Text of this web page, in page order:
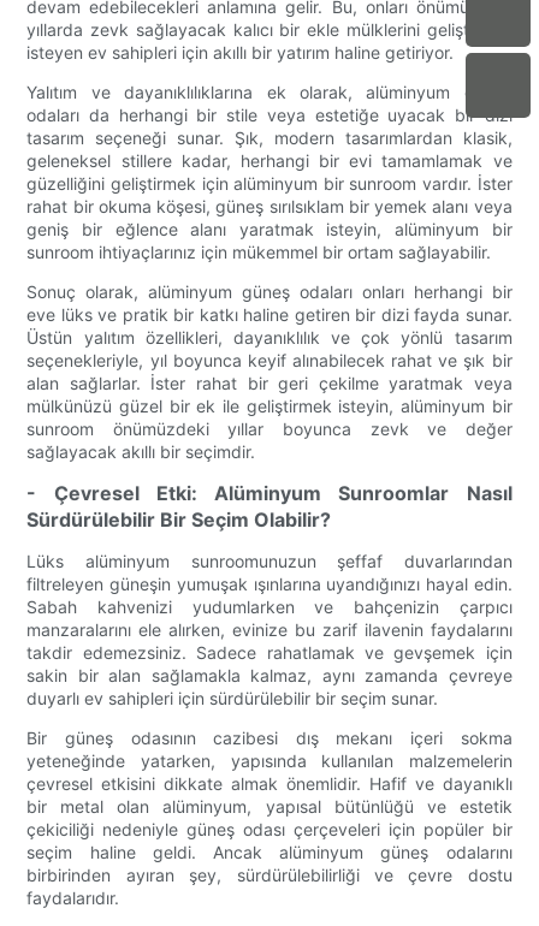
devam edebilecekleri anlamına gelir. Bu, onları önümüzdeki
yıllarda zevk sağlayacak kalıcı bir ekle mülklerini geliştirmek
isteyen ev sahipleri için akıllı bir yatırım haline getiriyor.
Yalıtım ve dayanıklılıklarına ek olarak, alüminyum güneş
odaları da herhangi bir stile veya estetiğe uyacak bir dizi
tasarım seçeneği sunar. Şık, modern tasarımlardan klasik,
geleneksel stillere kadar, herhangi bir evi tamamlamak ve
güzelliğini geliştirmek için alüminyum bir sunroom vardır. İster
rahat bir okuma köşesi, güneş sırılsıklam bir yemek alanı veya
geniş bir eğlence alanı yaratmak isteyin, alüminyum bir
sunroom ihtiyaçlarınız için mükemmel bir ortam sağlayabilir.
Sonuç olarak, alüminyum güneş odaları onları herhangi bir
eve lüks ve pratik bir katkı haline getiren bir dizi fayda sunar.
Üstün yalıtım özellikleri, dayanıklılık ve çok yönlü tasarım
seçenekleriyle, yıl boyunca keyif alınabilecek rahat ve şık bir
alan sağlarlar. İster rahat bir geri çekilme yaratmak veya
mülkünüzü güzel bir ek ile geliştirmek isteyin, alüminyum bir
sunroom önümüzdeki yıllar boyunca zevk ve değer
sağlayacak akıllı bir seçimdir.
- Çevresel Etki: Alüminyum Sunroomlar Nasıl
Sürdürülebilir Bir Seçim Olabilir?
Lüks alüminyum sunroomunuzun şeffaf duvarlarından
filtreleyen güneşin yumuşak ışınlarına uyandığınızı hayal edin.
Sabah kahvenizi yudumlarken ve bahçenizin çarpıcı
manzaralarını ele alırken, evinize bu zarif ilavenin faydalarını
takdir edemezsiniz. Sadece rahatlamak ve gevşemek için
sakin bir alan sağlamakla kalmaz, aynı zamanda çevreye
duyarlı ev sahipleri için sürdürülebilir bir seçim sunar.
Bir güneş odasının cazibesi dış mekanı içeri sokma
yeteneğinde yatarken, yapısında kullanılan malzemelerin
çevresel etkisini dikkate almak önemlidir. Hafif ve dayanıklı
bir metal olan alüminyum, yapısal bütünlüğü ve estetik
çekiciliği nedeniyle güneş odası çerçeveleri için popüler bir
seçim haline geldi. Ancak alüminyum güneş odalarını
birbirinden ayıran şey, sürdürülebilirliği ve çevre dostu
faydalarıdır.